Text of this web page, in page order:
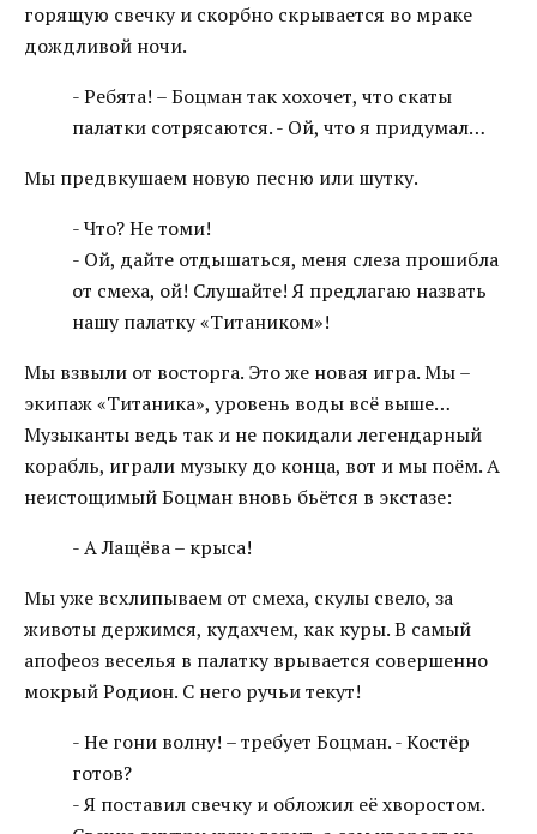
горящую свечку и скорбно скрывается во мраке
дождливой ночи.
- Ребята! – Боцман так хохочет, что скаты
палатки сотрясаются. - Ой, что я придумал…
Мы предвкушаем новую песню или шутку.
- Что? Не томи!
- Ой, дайте отдышаться, меня слеза прошибла
от смеха, ой! Слушайте! Я предлагаю назвать
нашу палатку «Титаником»!
Мы взвыли от восторга. Это же новая игра. Мы –
экипаж «Титаника», уровень воды всё выше…
Музыканты ведь так и не покидали легендарный
корабль, играли музыку до конца, вот и мы поём. А
неистощимый Боцман вновь бьётся в экстазе:
- А Лащёва – крыса!
Мы уже всхлипываем от смеха, скулы свело, за
животы держимся, кудахчем, как куры. В самый
апофеоз веселья в палатку врывается совершенно
мокрый Родион. С него ручьи текут!
- Не гони волну! – требует Боцман. - Костёр
готов?
- Я поставил свечку и обложил её хворостом.